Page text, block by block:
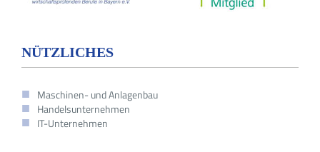
NÜTZLICHES
Maschinen- und Anlagenbau
Handelsunternehmen
IT-Unternehmen